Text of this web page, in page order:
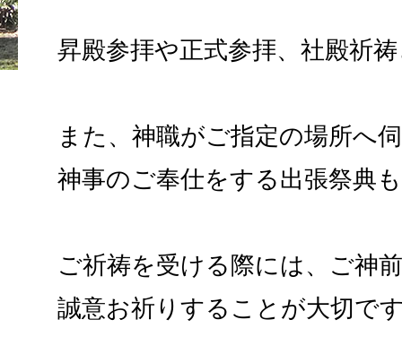
昇殿参拝や正式参拝、社殿祈
また、神職がご指定の場所へ
神事のご奉仕をする出張祭典
ご祈祷を受ける際には、ご神
誠意お祈りすることが大切で